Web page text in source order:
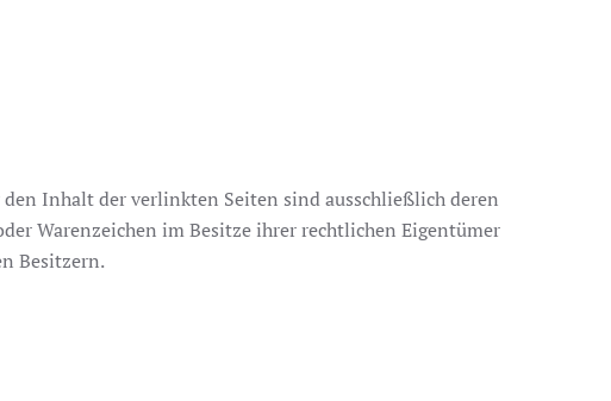
Inhalt der verlinkten Seiten sind ausschließlich deren
Warenzeichen im Besitze ihrer rechtlichen Eigentümer
Besitzern.